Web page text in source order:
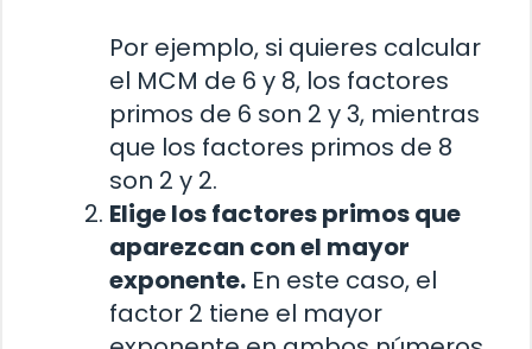
Por ejemplo, si quieres calcular
el MCM de 6 y 8, los factores
primos de 6 son 2 y 3, mientras
que los factores primos de 8
son 2 y 2.
Elige los factores primos que
aparezcan con el mayor
exponente. En este caso, el
factor 2 tiene el mayor